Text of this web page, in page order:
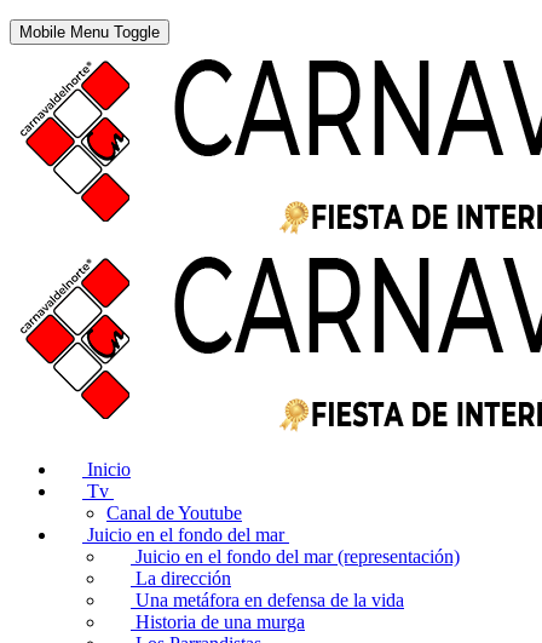
Mobile Menu Toggle
Inicio
Tv
Canal de Youtube
Juicio en el fondo del mar
Juicio en el fondo del mar (representación)
La dirección
Una metáfora en defensa de la vida
Historia de una murga